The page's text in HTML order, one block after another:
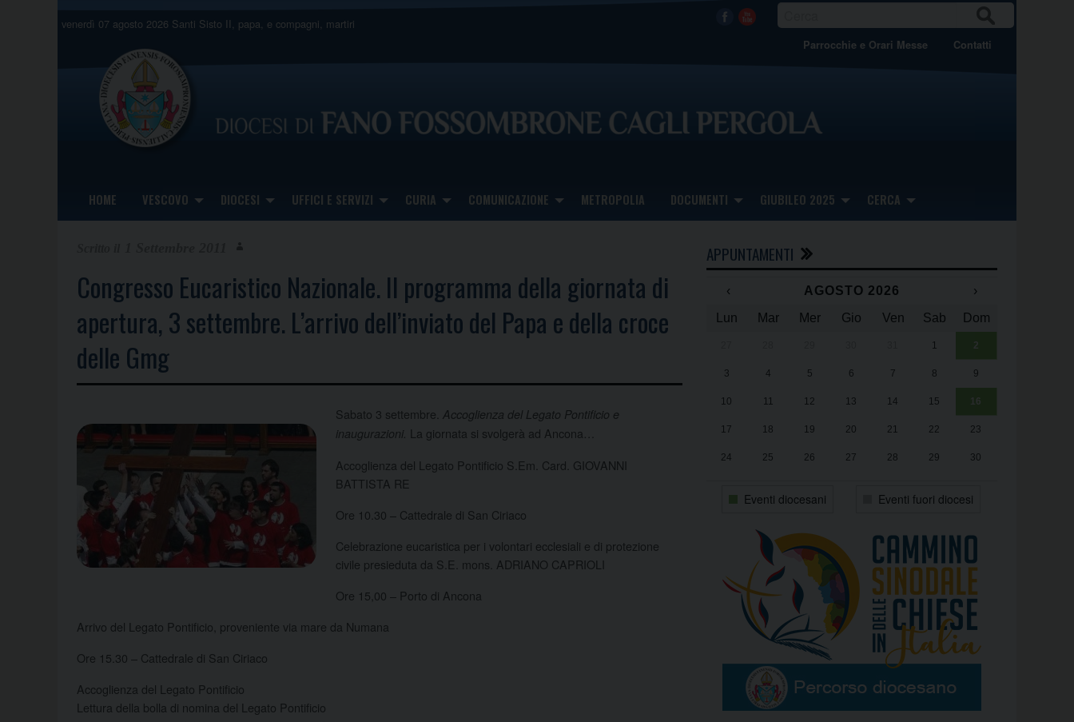
venerdì 07 agosto 2026 Santi Sisto II, papa, e compagni, martiri Facebook
Youtube CA
Parrocchie e Orari Messe Contatti
HOME VESCOVO DIOCESI UFFICI E SERVIZI CURIA COMUNICAZIONE METROPOLIA DOCUMENTI GIUBILEO 2025 CERCA
Congresso Eucaristico Nazionale. Il programma della giornata di
apertura, 3 settembre. L’arrivo dell’inviato del Papa e della croce
delle Gmg
Sabato 3 settembre. Accoglienza del Legato Pontificio e
inaugurazioni. La giornata si svolgerà ad Ancona…
Accoglienza del Legato Pontificio S.Em. Card. GIOVANNI
BATTISTA RE
Ore 10.30 – Cattedrale di San Ciriaco
Celebrazione eucaristica per i volontari ecclesiali e di protezione
civile presieduta da S.E. mons. ADRIANO CAPRIOLI
Ore 15,00 – Porto di Ancona
Arrivo del Legato Pontificio, proveniente via mare da Numana
Ore 15.30 – Cattedrale di San Ciriaco
Accoglienza del Legato Pontificio
Lettura della bolla di nomina del Legato Pontificio
APPUNTAMENTI
‹ AGOSTO 2026
›
Lun
Mar Mer Gio Ven Sab Dom
1 2
3 4 5 6 7 8 9
10 11 12 13 14 15 16
17 18 19 20 21 22 23
24 25 26 27 28 29 30
Eventi diocesani Eventi fuori diocesi